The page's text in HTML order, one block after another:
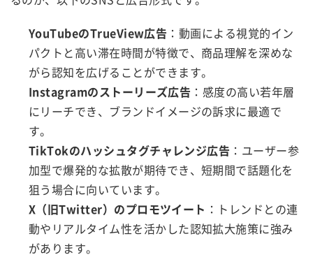
YouTubeのTrueView広告 ：動画による視覚的イン
パクトと高い滞在時間が特徴で、商品理解を深めな
がら認知を広げることができます。
Instagramのストーリーズ広告 ：感度の高い若年層
にリーチでき、ブランドイメージの訴求に最適で
す。
TikTokのハッシュタグチャレンジ広告 ：ユーザー参
加型で爆発的な拡散が期待でき、短期間で話題化を
狙う場合に向いています。
X（旧Twitter）のプロモツイート ：トレンドとの連
動やリアルタイム性を活かした認知拡大施策に強み
があります。